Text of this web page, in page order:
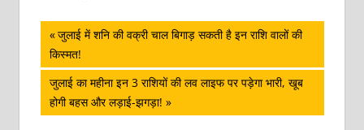
पोस्ट
नेविगेशन
Previous
Post:
जुलाई में शनि की वक्री चाल बिगाड़ सकती है इन राशि वालों की
किस्‍मत!
Next
Post:
जुलाई का महीना इन 3 राशियों की लव लाइफ पर पड़ेगा भारी, खूब
होगी बहस और लड़ाई-झगड़ा!